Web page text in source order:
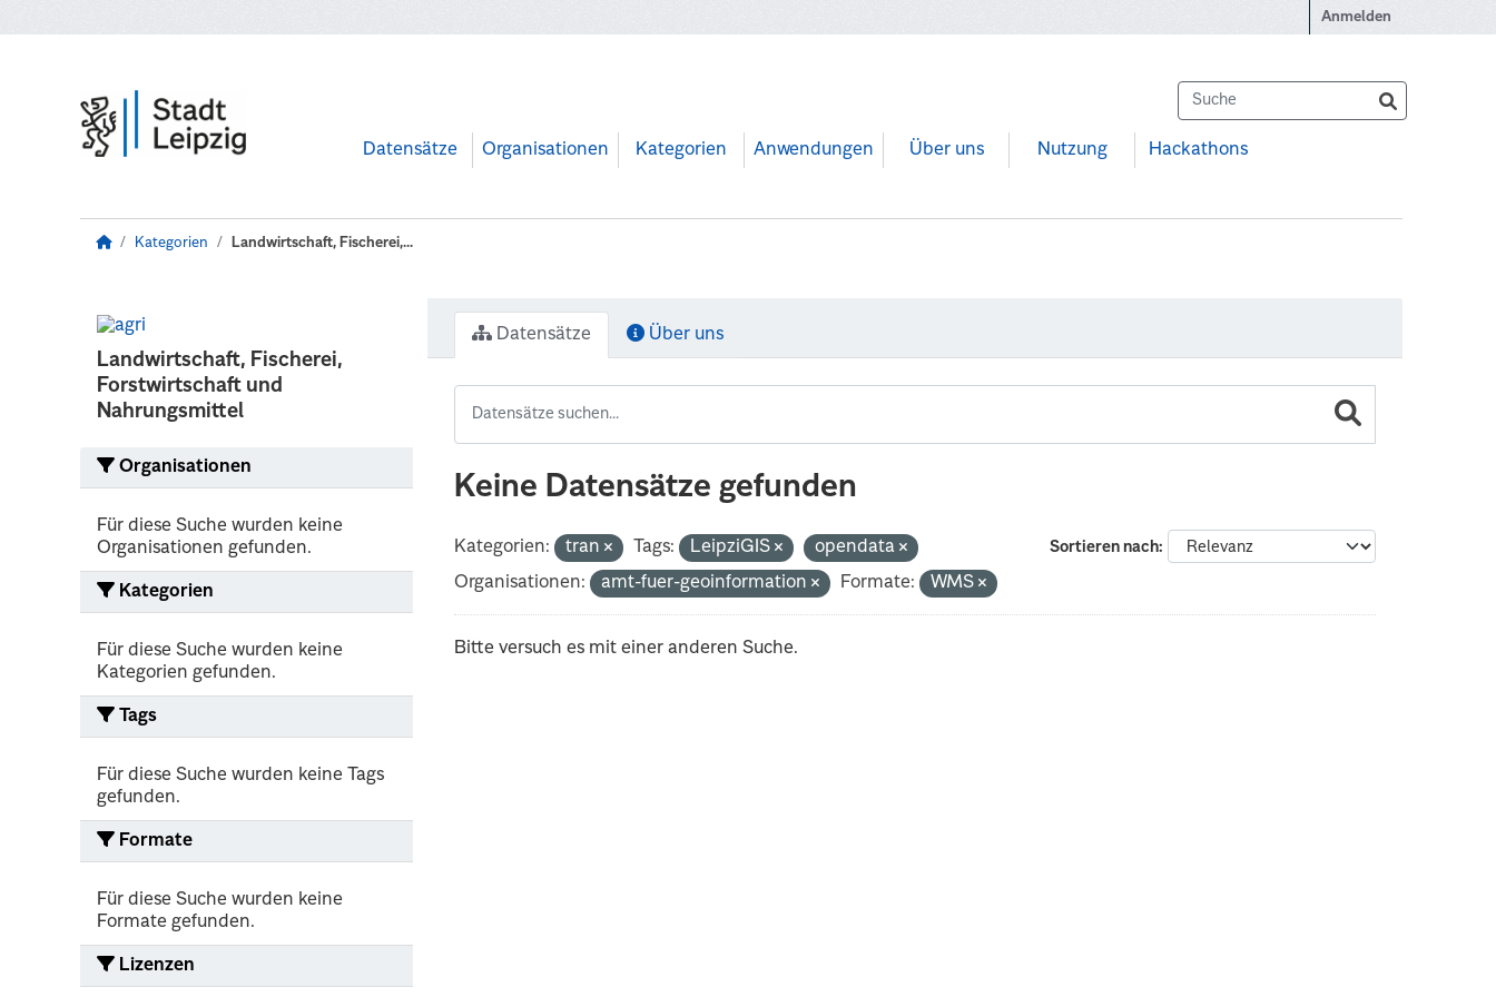
Anmelden
Datensätze Organisationen Kategorien Anwendungen Über uns Nutzung Hackathons
Kategorien Landwirtschaft, Fischerei,...
Landwirtschaft, Fischerei,
Forstwirtschaft und
Nahrungsmittel
Organisationen
Für diese Suche wurden keine
Organisationen gefunden.
Kategorien
Für diese Suche wurden keine
Kategorien gefunden.
Tags
Für diese Suche wurden keine Tags
gefunden.
Formate
Für diese Suche wurden keine
Formate gefunden.
Lizenzen
Datensätze Über uns
Keine Datensätze gefunden
Sortieren nach
Kategorien: tran Tags: LeipziGIS
opendata
Organisationen:
amt-fuer-geoinformation Formate: WMS
Bitte versuch es mit einer anderen Suche.